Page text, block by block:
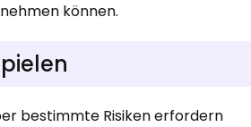
können.
bestimmte Risiken erfordern